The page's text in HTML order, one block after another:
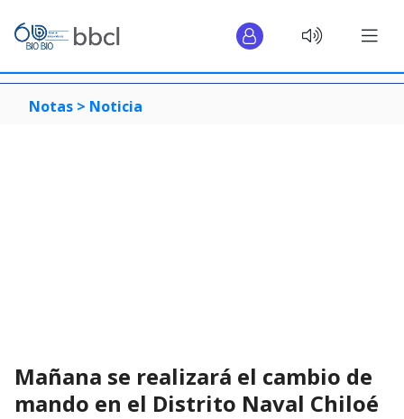
Notas > Noticia
Mañana se realizará el cambio de
mando en el Distrito Naval Chiloé